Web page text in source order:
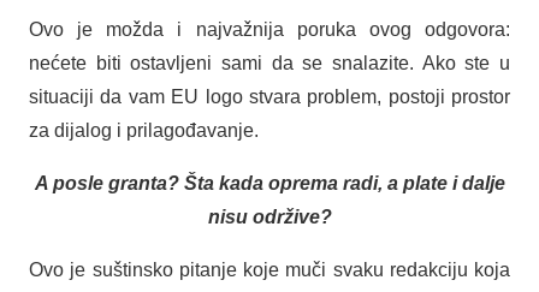
Ovo je možda i najvažnija poruka ovog odgovora:
nećete biti ostavljeni sami da se snalazite. Ako ste u
situaciji da vam EU logo stvara problem, postoji prostor
za dijalog i prilagođavanje.
A posle granta? Šta kada oprema radi, a plate i dalje
nisu održive?
Ovo je suštinsko pitanje koje muči svaku redakciju koja